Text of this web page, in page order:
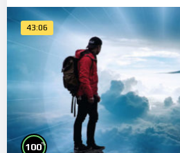
43:06
100%